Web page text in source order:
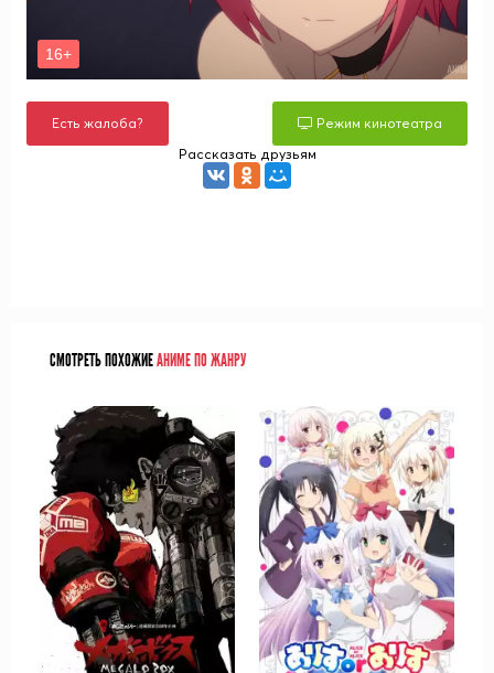
Есть жалоба?
Режим кинотеатра
Рассказать друзьям
СМОТРЕТЬ ПОХОЖИЕАНИМЕ ПО ЖАНРУ